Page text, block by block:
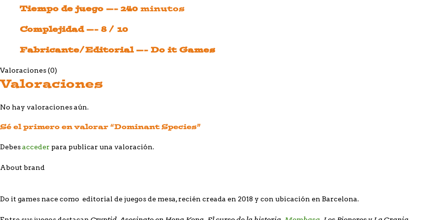
Tiempo de juego —- 240 minutos
Complejidad —- 8 / 10
Fabricante/Editorial —- Do it Games
Valoraciones (0)
Valoraciones
No hay valoraciones aún.
Sé el primero en valorar “Dominant Species”
Debesacceder para publicar una valoración.
About brand
Do it games nace como editorial de juegos de mesa, recién creada en 2018 y con ubicación en Barcelona.